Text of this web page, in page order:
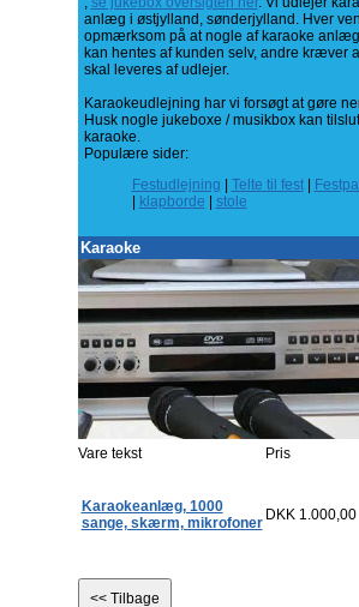
anlæg i østjylland, sønderjylland. Hver
opmærksom på at nogle af karaoke
kan hentes af kunden selv, andre kræver
skal leveres af udlejer.
Karaokeudlejning har vi forsøgt at gøre
Husk nogle jukeboxe / musikbox kan
karaoke.
Populære sider:
Festudlejning
Telte til fest|
klapborde stole
Karaoke
Vare tekst Pris
Karaokeanlæg, 1000
sange, skærm, mikrofoner DKK 1.000,00